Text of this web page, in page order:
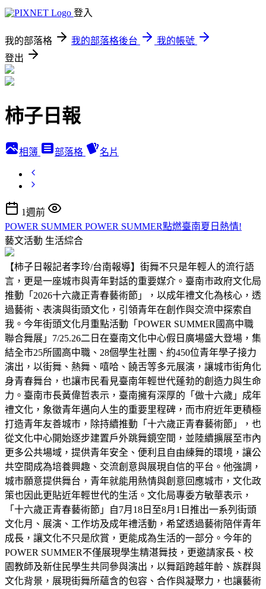
登入
我的部落格 我的部落格後台
我的帳號
登出
柿子日報
相簿 部落格 名片
1週前
POWER SUMMER POWER SUMMER點燃臺南夏日熱情!
藝文活動 生活綜合
【柿子日報記者李玲/台南報導】街舞不只是年輕人的流行語
言，更是一座城市與青年對話的重要媒介。臺南市政府文化局
推動「2026十六歲正青春藝術節」，以成年禮文化為核心，透
過藝術、表演與街頭文化，引領青年在創作與交流中探索自
我。今年街頭文化月重點活動「POWER SUMMER國高中職
聯合舞展」7/25.26二日在臺南文化中心假日廣場盛大登場，集
結全市25所國高中職、28個學生社團、約450位青年學子接力
演出，以街舞、熱舞、嘻哈、饒舌等多元展演，讓城市街角化
身青春舞台，也讓市民看見臺南年輕世代蓬勃的創造力與生命
力。臺南市長黃偉哲表示，臺南擁有深厚的「做十六歲」成年
禮文化，象徵青年邁向人生的重要里程碑，而市府近年更積極
打造青年友善城市，除持續推動「十六歲正青春藝術節」，也
從文化中心開始逐步建置戶外跳舞鏡空間，並陸續擴展至市內
更多公共場域，提供青年安全、便利且自由練舞的環境，讓公
共空間成為培養興趣、交流創意與展現自信的平台。他強調，
城市願意提供舞台，青年就能用熱情與創意回應城市，文化政
策也因此更貼近年輕世代的生活。文化局專委方敏華表示，
「十六歲正青春藝術節」自7月18日至8月1日推出一系列街頭
文化月、展演、工作坊及成年禮活動，希望透過藝術陪伴青年
成長，讓文化不只是欣賞，更能成為生活的一部分。今年的
POWER SUMMER不僅展現學生精湛舞技，更邀請家長、校
園教師及新住民學生共同參與演出，以舞蹈跨越年齡、族群與
文化背景，展現街舞所蘊含的包容、合作與凝聚力，也讓藝術